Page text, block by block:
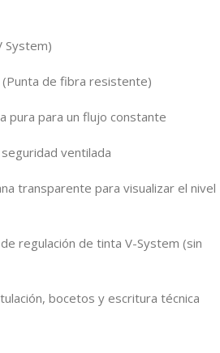
System)
(Punta de fibra resistente)
pura para un flujo constante
ventilada
transparente para visualizar el nivel
regulación de tinta V-System (sin
bocetos y escritura técnica